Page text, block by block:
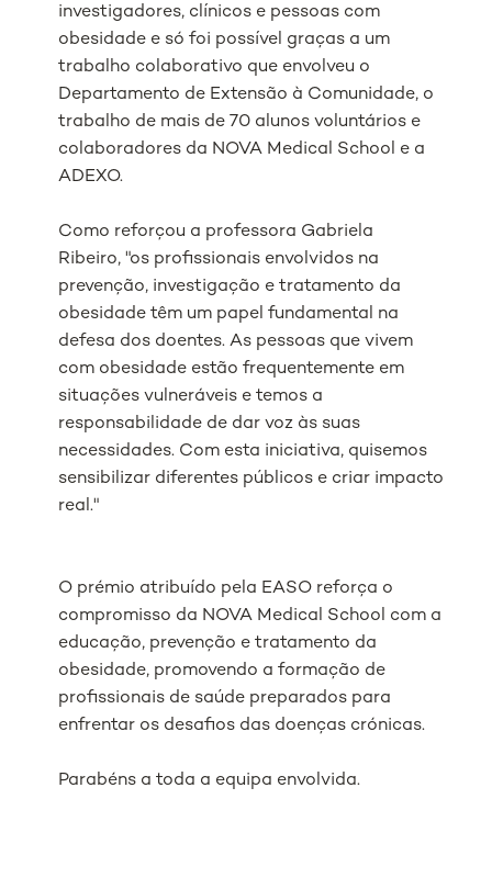
investigadores, clínicos e pessoas com
obesidade e só foi possível graças a um
trabalho colaborativo que envolveu o
Departamento de Extensão à Comunidade, o
trabalho de mais de 70 alunos voluntários e
colaboradores da NOVA Medical School e a
ADEXO.
Como reforçou a professora Gabriela
Ribeiro,"os profissionais envolvidos na
prevenção, investigação e tratamento da
obesidade têm um papel fundamental na
defesa dos doentes. As pessoas que vivem
com obesidade estão frequentemente em
situações vulneráveis e temos a
responsabilidade de dar voz às suas
necessidades. Com esta iniciativa, quisemos
sensibilizar diferentes públicos e criar impacto
real."
O prémio atribuído pela EASO reforça o
compromisso da NOVA Medical School com a
educação, prevenção e tratamento da
obesidade, promovendo a formação de
profissionais de saúde preparados para
enfrentar os desafios das doenças crónicas.
Parabéns a toda a equipa envolvida.